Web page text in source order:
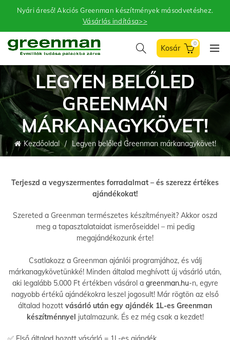
Nyári áreső! Akciós Greenman készítmények másodvetéshez.
Vásárlás indítása>>
0
LEGYEN BELŐLED
GREENMAN
MÁRKANAGYKÖVET!
Kezdőoldal Legyen belőled Greenman márkanagykövet!
Terjeszd a vegyszermentes forradalmat – és szerezz értékes
ajándékokat!
Szereted a Greenman természetes készítményeit? Akkor oszd
meg a tapasztalataidat ismerőseiddel – mi pedig
megajándékozunk érte!
Csatlakozz a Greenman ajánlói programjához, és válj
márkanagykövetünkké! Minden általad meghívott új vásárló után,
aki legalább 5.000 Ft értékben vásárol a greenman.hu-n, egyre
nagyobb értékű ajándékokra leszel jogosult! Már rögtön az első
általad hozott vásárló után egy ajándék 1L-es Greenman
készítménnyel jutalmazunk. És ez még csak a kezdet!